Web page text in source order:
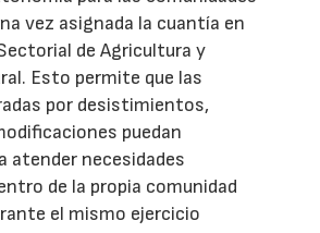
vez asignada la cuantía en
de Agricultura y
Esto permite que las
por desistimientos,
puedan
atender necesidades
de la propia comunidad
el mismo ejercicio